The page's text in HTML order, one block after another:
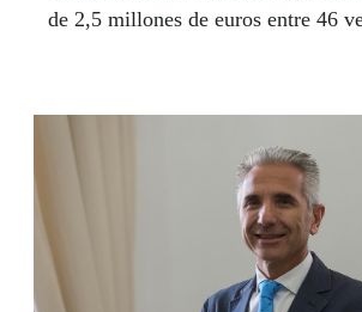
de 2,5 millones de euros entre 46
ofrecen los sorteos diarios de la
jueves.